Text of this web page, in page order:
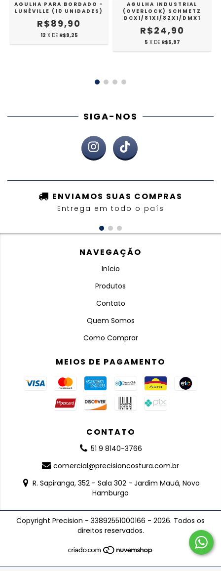
AGULHA PARA BORDADO -
LUNÉVILLE (10 UNIDADES)
R$89,90
12 X DE R$9,25
AGULHA INDUSTRIAL
(OVERLOCK) SCHMETZ
DCX1/81X1/82X1/DMX1
R$24,90
5 X DE R$5,97
SIGA-NOS
ENVIAMOS SUAS COMPRAS
Entrega em todo o país
NAVEGAÇÃO
Início
Produtos
Contato
Quem Somos
Como Comprar
MEIOS DE PAGAMENTO
CONTATO
51 9 8140-3766
comercial@precisioncostura.com.br
R. Sapiranga, 352 - Sala 302 - Jardim Mauá, Novo
Hamburgo
Copyright Precision - 33892551000166 - 2026. Todos os
direitos reservados.